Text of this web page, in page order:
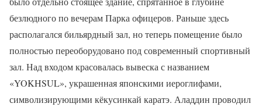
безлюдного по вечерам Парка офицеров. Раньше здесь
располагался бильярдный зал, но теперь помещение было
полностью переоборудовано под современный спортивный
зал. Над входом красовалась вывеска с названием
«YOKHSUL», украшенная японскими иероглифами,
символизирующими кёкусинкай каратэ. Аладдин проводил